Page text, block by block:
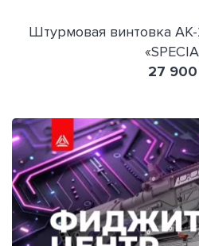
Штурмовая винтовка
27